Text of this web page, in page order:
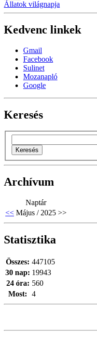
Állatok világnapja
Kedvenc linkek
Gmail
Facebook
Sulinet
Mozanapló
Google
Keresés
Archívum
Naptár
<< Május / 2025 >>
Statisztika
Most: 4
Összes: 447105
30 nap: 19943
24 óra: 560